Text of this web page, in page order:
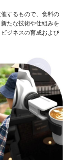
するもので、食料の
たな技術や仕組みを
ジネスの育成および